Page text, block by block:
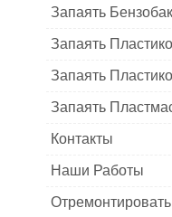
Запаять
Запаять
Запаять
Запаять
Контакты
Наши Работы